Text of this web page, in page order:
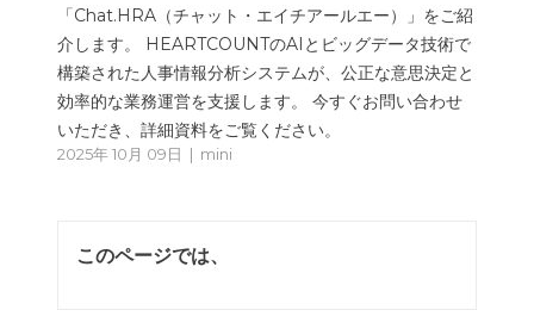
「Chat.HRA（チャット・エイチアールエー）」をご紹
介します。 HEARTCOUNTのAIとビッグデータ技術で
構築された人事情報分析システムが、公正な意思決定と
効率的な業務運営を支援します。 今すぐお問い合わせ
いただき、詳細資料をご覧ください。
2025年 10月 09日 | mini
このページでは、